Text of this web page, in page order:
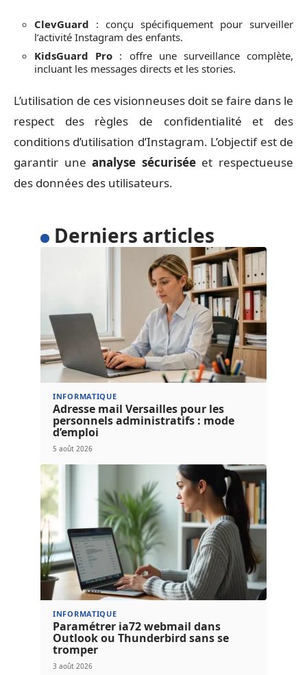
ClevGuard : conçu spécifiquement pour surveiller
l’activité Instagram des enfants.
KidsGuard Pro : offre une surveillance complète,
incluant les messages directs et les stories.
L’utilisation de ces visionneuses doit se faire dans le
respect des règles de confidentialité et des
conditions d’utilisation d’Instagram. L’objectif est de
garantir uneanalyse sécuriséeet respectueuse
des données des utilisateurs.
Derniers articles
INFORMATIQUE
Adresse mail Versailles pour les
personnels administratifs : mode
d’emploi
5 août 2026
INFORMATIQUE
Paramétrer ia72 webmail dans
Outlook ou Thunderbird sans se
tromper
3 août 2026